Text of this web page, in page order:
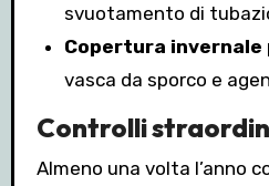
svuotamento di
Copertura invernale
vasca da sporco e
Controlli
Almeno una volta l’anno